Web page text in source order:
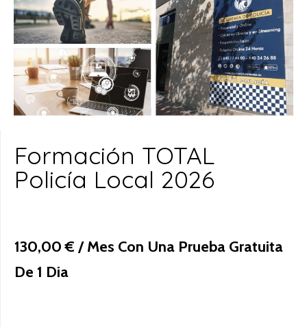
Formación TOTAL
Policía Local 2026
130,00€ / Mes Con Una Prueba Gratuita
De 1 Dia